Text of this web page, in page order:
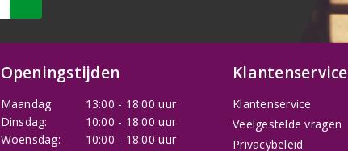
Openingstijden
Maandag:
13:00 - 18:00 uur
Dinsdag:
10:00 - 18:00 uur
Woensdag:
10:00 - 18:00 uur
Klantenservice
Klantenservice
Veelgestelde vragen
Privacybeleid